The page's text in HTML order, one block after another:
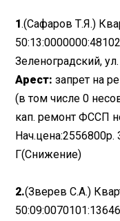
1.(Сафаров Т.Я.)
Зеленоградский,
Арест:запрет на
(в том числе 0
кап. ремонт ФССП
Нач.цена:2556800р.
Г(Снижение)
2.(Зверев С.А.)